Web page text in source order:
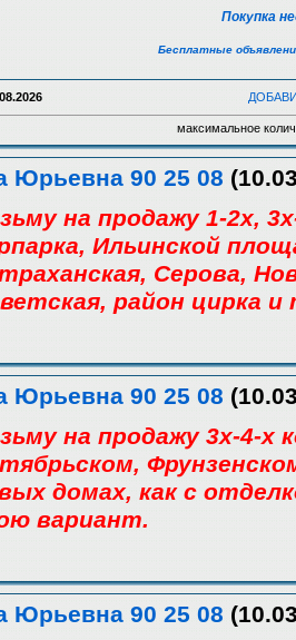
Покупка
Бесплатные
максимальное
Юрьевна 90 25 08
на продажу 1-2х,
Ильинской
Серова,
район цирка и
Юрьевна 90 25 08
на продажу 3х-4-
домах, как с
вариант.
Юрьевна 90 25 08